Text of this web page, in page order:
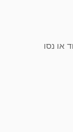
או נסו